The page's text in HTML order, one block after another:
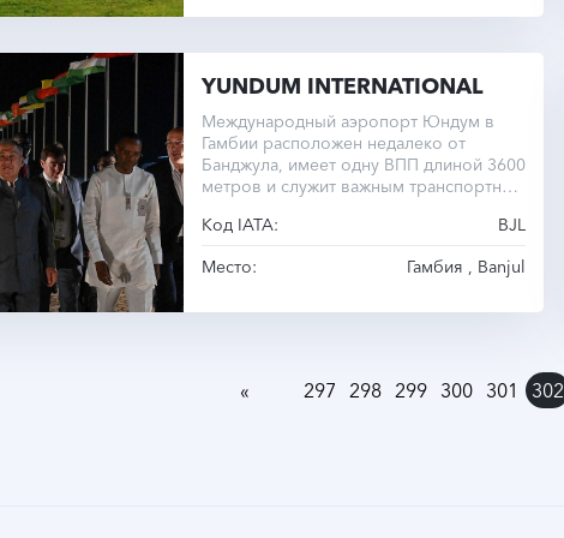
YUNDUM INTERNATIONAL
Международный аэропорт Юндум в
Гамбии расположен недалеко от
Банджула, имеет одну ВПП длиной 3600
метров и служит важным транспортным
Код IATA:
BJL
Место:
Гамбия , Banjul
« 297 298 299 300 301 302